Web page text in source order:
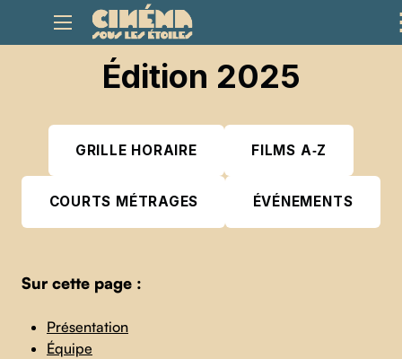
Édition 2025
GRILLE HORAIRE FILMS A‑Z
COURTS MÉTRAGES ÉVÉNEMENTS
Sur cette page :
Présentation
Équipe